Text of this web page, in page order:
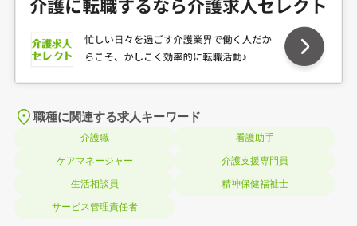
職種に関連する求人キーワード
介護職 看護助手
ケアマネージャー 介護支援専門員
生活相談員 精神保健福祉士
サービス管理責任者